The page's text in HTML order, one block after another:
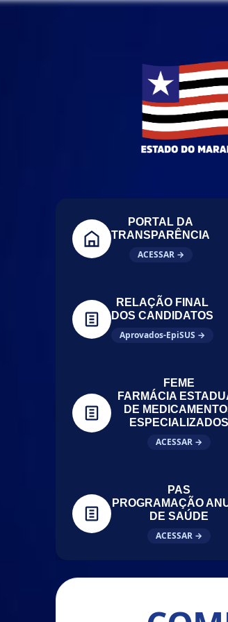
PORTAL DA
TRANSPARÊNCIA
ACESSAR →
RELAÇÃO FINAL
DOS CANDIDATOS
Aprovados-EpiSUS →
FEME
FARMÁCIA
DE
ESPECIALIZADOS
ACESSAR →
PAS
PROGRAMAÇÃO
DE SAÚDE
ACESSAR →